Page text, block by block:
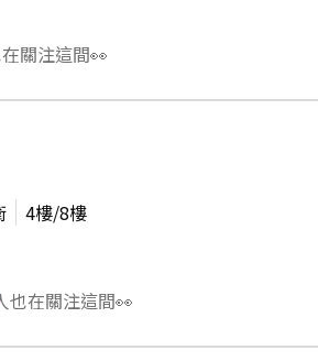
關注這間👀
4樓/8樓
也在關注這間👀